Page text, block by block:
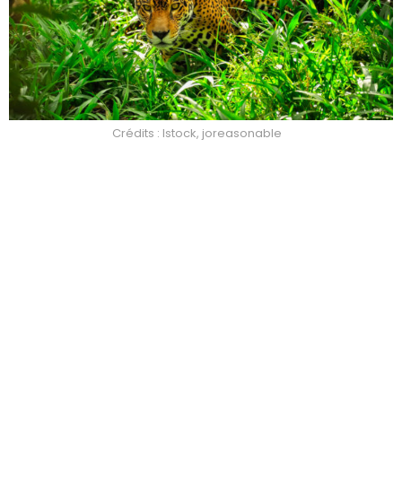
Crédits : Istock, joreasonable